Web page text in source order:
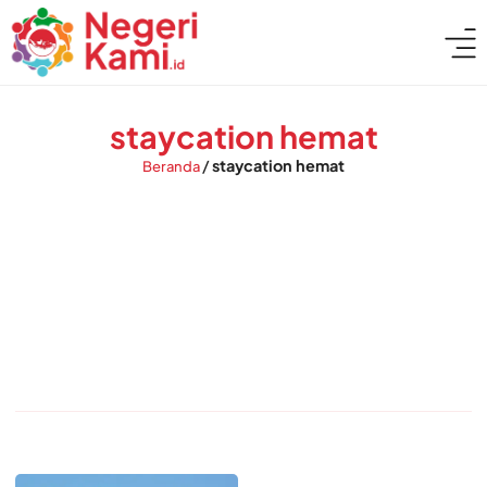
staycation hemat
Beranda/staycation hemat